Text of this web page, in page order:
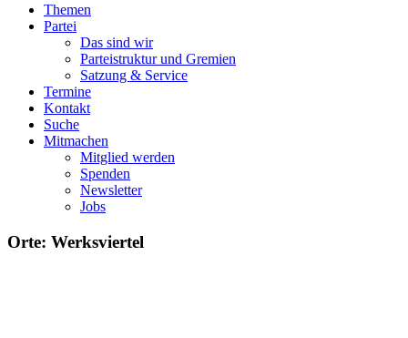
Themen
Partei
Das sind wir
Parteistruktur und Gremien
Satzung & Service
Termine
Kontakt
Suche
Mitmachen
Mitglied werden
Spenden
Newsletter
Jobs
Orte: Werksviertel